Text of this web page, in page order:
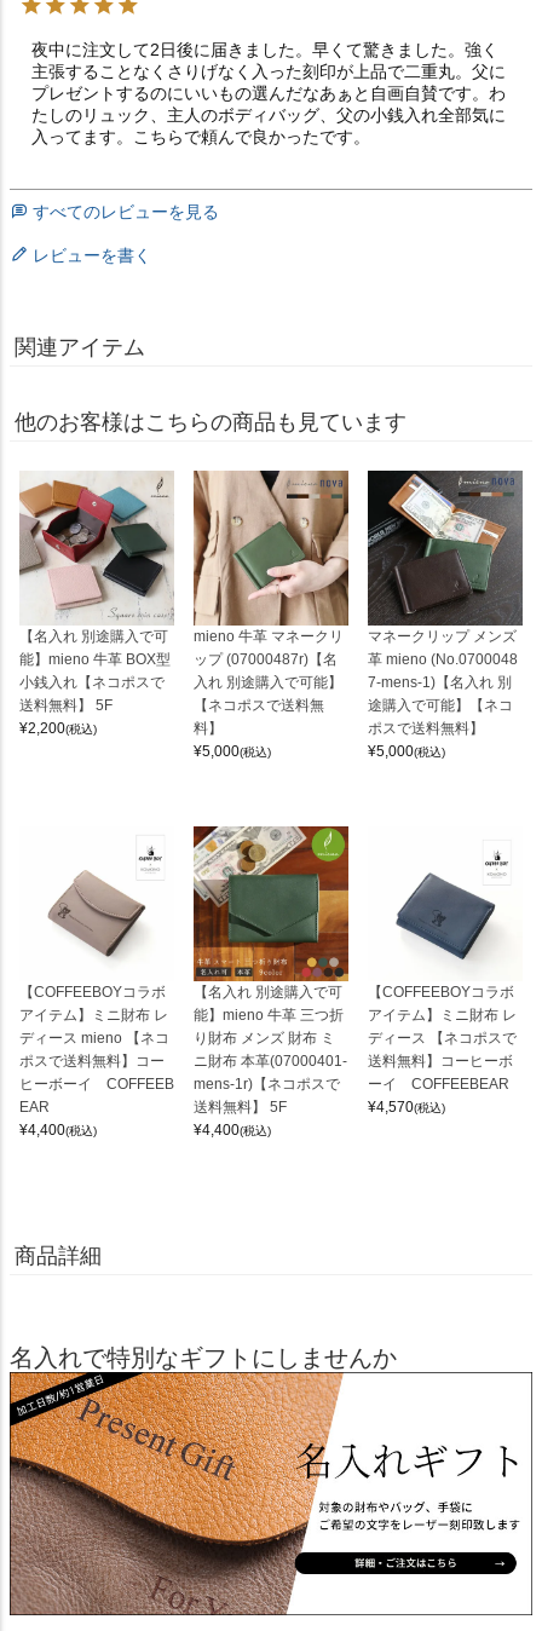
夜中に注文して2日後に届きました。早くて驚きました。強く
主張することなくさりげなく入った刻印が上品で二重丸。父に
プレゼントするのにいいもの選んだなあぁと自画自賛です。わ
たしのリュック、主人のボディバッグ、父の小銭入れ全部気に
入ってます。こちらで頼んで良かったです。
すべてのレビューを見る
レビューを書く
関連アイテム
他のお客様はこちらの商品も見ています
【名入れ 別途購入で可
能】mieno 牛革 BOX型
小銭入れ【ネコポスで
送料無料】 5F
¥2,200(税込)
mieno 牛革 マネークリ
ップ (07000487r)【名
入れ 別途購入で可能】
【ネコポスで送料無
料】
¥5,000(税込)
マネークリップ メンズ
革 mieno (No.0700048
7-mens-1)【名入れ 別
途購入で可能】【ネコ
ポスで送料無料】
¥5,000(税込)
【COFFEEBOYコラボ
アイテム】ミニ財布 レ
ディース mieno 【ネコ
ポスで送料無料】コー
ヒーボーイ COFFEEB
EAR
¥4,400(税込)
【名入れ 別途購入で可
能】mieno 牛革 三つ折
り財布 メンズ 財布 ミ
ニ財布 本革(07000401-
mens-1r)【ネコポスで
送料無料】 5F
¥4,400(税込)
【COFFEEBOYコラボ
アイテム】ミニ財布 レ
ディース 【ネコポスで
送料無料】コーヒーボ
ーイ COFFEEBEAR
¥4,570(税込)
商品詳細
名入れで特別なギフトにしませんか